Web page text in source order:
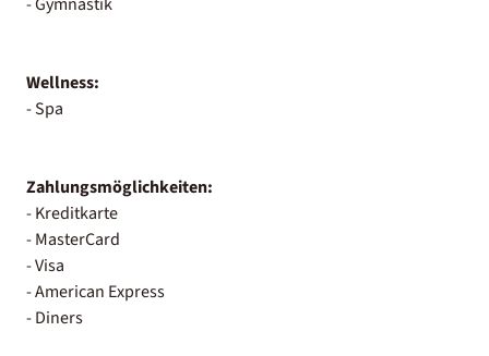
Wellness:
- Spa
Zahlungsmöglichkeiten:
- Kreditkarte
- MasterCard
- Visa
- American Express
- Diners